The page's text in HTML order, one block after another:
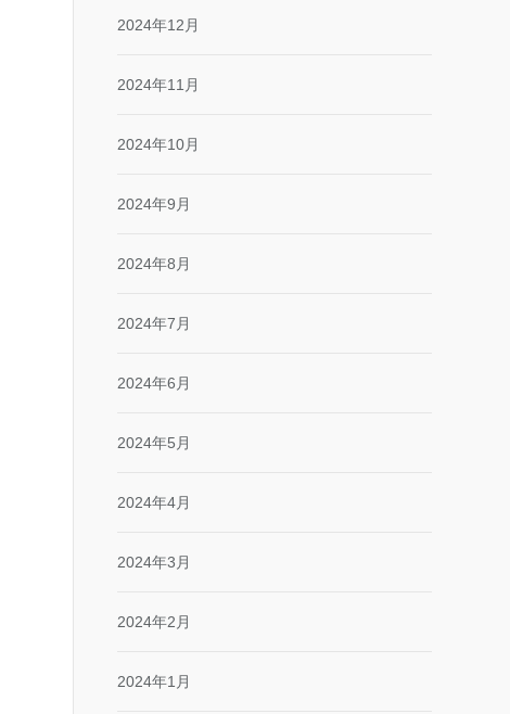
2024年12月
2024年11月
2024年10月
2024年9月
2024年8月
2024年7月
2024年6月
2024年5月
2024年4月
2024年3月
2024年2月
2024年1月